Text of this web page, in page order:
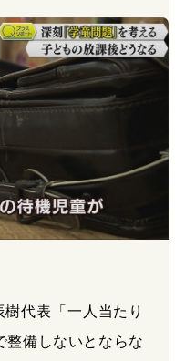
代表「一人当たり
整備しないとならな